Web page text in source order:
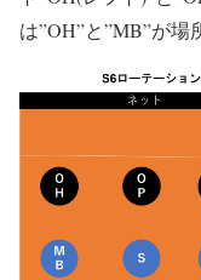
は”OH”と”MB”が場